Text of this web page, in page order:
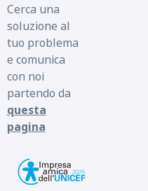
Cerca una
soluzione al
tuo problema
e comunica
con noi
partendo da
questa
pagina